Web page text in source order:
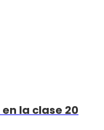
la clase 20